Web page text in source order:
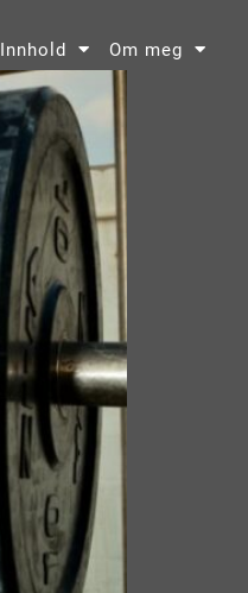
Innhold Om meg